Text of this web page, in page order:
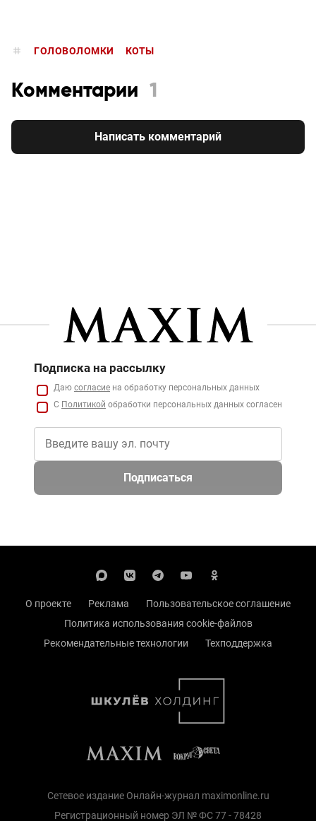
ГОЛОВОЛОМКИ КОТЫ
Комментарии 1
Написать комментарий
Подписка на рассылку
Даю согласие на обработку персональных данных
С Политикой обработки персональных данных согласен
Подписаться
О проекте Реклама
Пользовательское соглашение
Политика использования cookie-файлов
Рекомендательные технологии
Техподдержка
Сетевое издание Онлайн-журнал maximonline.ru
Регистрационный номер ЭЛ № ФС 77 - 78428